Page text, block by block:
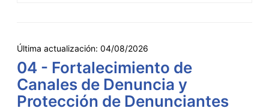
Última actualización: 04/08/2026
04 - Fortalecimiento de
Canales de Denuncia y
Protección de Denunciantes